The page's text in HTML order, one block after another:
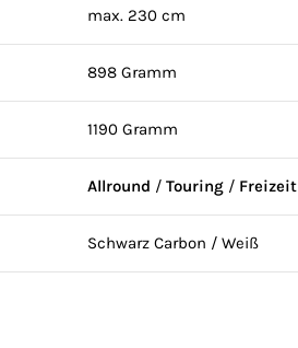
max. 230 cm
898 Gramm
1190 Gramm
Allround / Touring / Freizeit
Schwarz Carbon / Weiß